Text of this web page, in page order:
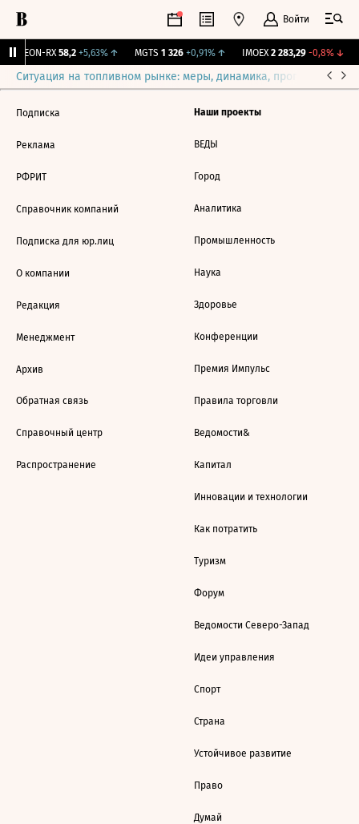
Войти
VEON-RX 58,2 +5,63%↑ MGTS 1 326 +0,91%↑ IMOEX 2 283,29 -0,8%↓
Ситуация на топливном рынке: меры, динамика, прогнозы
Подписка
Реклама
РФРИТ
Справочник компаний
Подписка для юр.лиц
О компании
Редакция
Менеджмент
Архив
Обратная связь
Справочный центр
Распространение
Наши проекты
ВЕДЫ
Город
Аналитика
Промышленность
Наука
Здоровье
Конференции
Премия Импульс
Правила торговли
Ведомости&
Капитал
Инновации и технологии
Как потратить
Туризм
Форум
Ведомости Северо-Запад
Идеи управления
Спорт
Страна
Устойчивое развитие
Право
Думай